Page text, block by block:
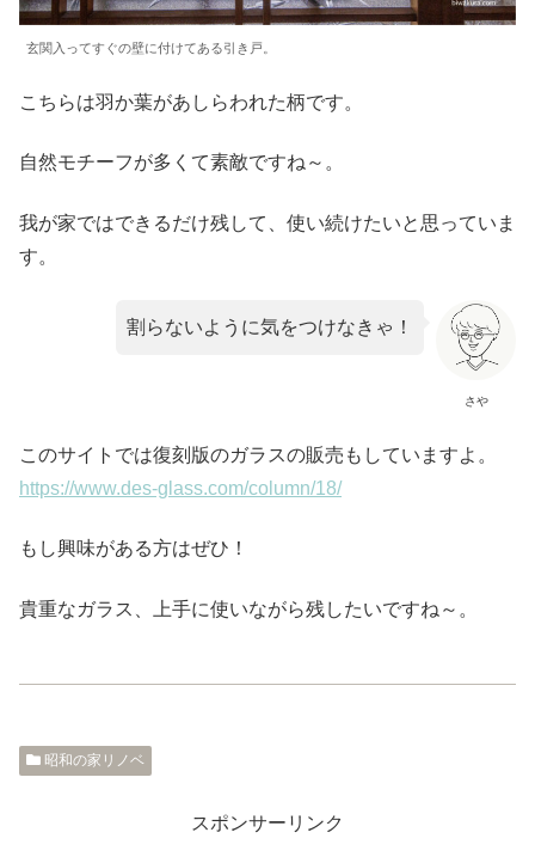
玄関入ってすぐの壁に付けてある引き戸。
こちらは羽か葉があしらわれた柄です。
自然モチーフが多くて素敵ですね～。
我が家ではできるだけ残して、使い続けたいと思っていま
す。
さや
割らないように気をつけなきゃ！
このサイトでは復刻版のガラスの販売もしていますよ。
https://www.des-glass.com/column/18/
もし興味がある方はぜひ！
貴重なガラス、上手に使いながら残したいですね～。
昭和の家リノベ
スポンサーリンク